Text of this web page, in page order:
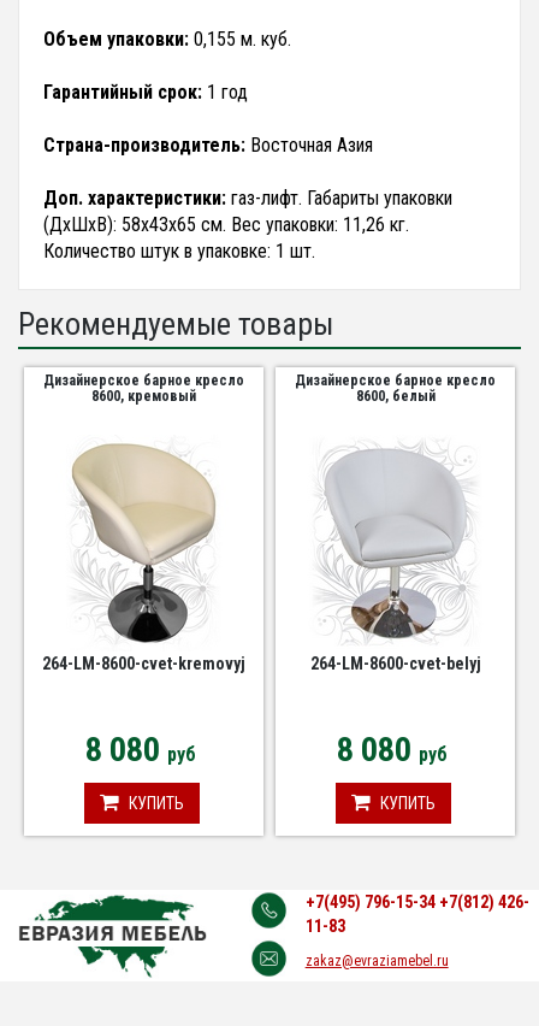
Объем упаковки: 0,155 м. куб.
Гарантийный срок: 1 год
Страна-производитель: Восточная Азия
Доп. характеристики: газ-лифт. Габариты упаковки
(ДхШхВ): 58х43х65 см. Вес упаковки: 11,26 кг.
Количество штук в упаковке: 1 шт.
Рекомендуемые товары
Дизайнерское барное кресло
8600, кремовый
264-LM-8600-cvet-kremovyj
8 080 руб
КУПИТЬ
Дизайнерское барное кресло
8600, белый
264-LM-8600-cvet-belyj
8 080 руб
КУПИТЬ
+7(495) 796-15-34 +7(812) 426-
11-83
zakaz@evraziamebel.ru